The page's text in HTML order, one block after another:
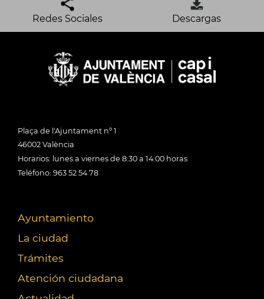
Redes Sociales Descargas
Plaça de l'Ajuntament nº 1
46002 València
Horarios: lunes a viernes de 8:30 a 14:00 horas
Teléfono: 963 52 54 78
Ayuntamiento
La ciudad
Trámites
Atención ciudadana